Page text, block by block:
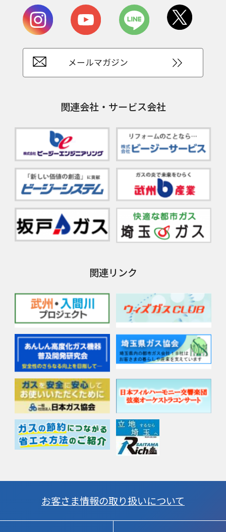
メールマガジン
関連会社・サービス会社
関連リンク
お客さま情報の取り扱いについて